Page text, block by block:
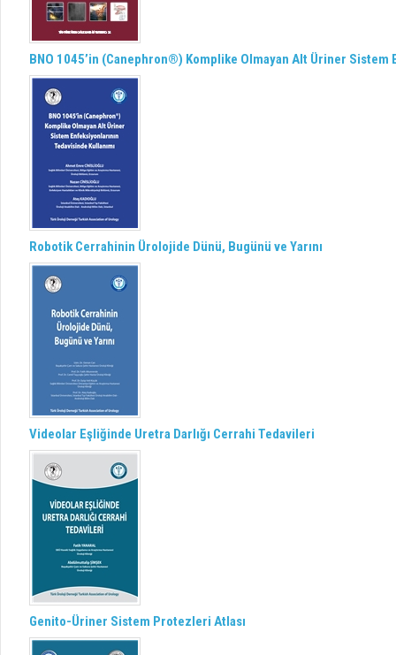
BNO 1045’in (Canephron®) Komplike Olmayan Alt Üriner Sistem
Robotik Cerrahinin Ürolojide Dünü, Bugünü ve Yarını
Videolar Eşliğinde Uretra Darlığı Cerrahi Tedavileri
Genito-Üriner Sistem Protezleri Atlası